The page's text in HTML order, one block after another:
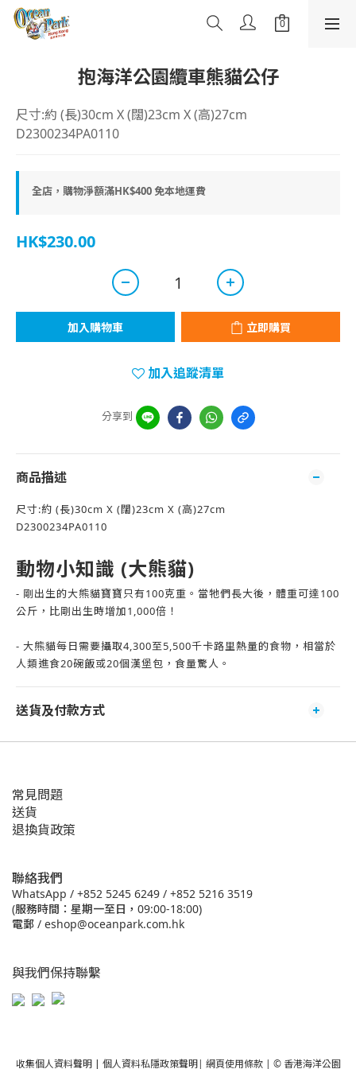
抱海洋公園纜車熊貓公仔
尺寸:約 (長)30cm X (闊)23cm X (高)27cm
D2300234PA0110
全店，購物淨額滿HK$400 免本地運費
HK$230.00
加入購物車 立即購買
加入追蹤清單
分享到
商品描述
尺寸:約 (長)30cm X (闊)23cm X (高)27cm
D2300234PA0110
動物小知識 (大熊貓)
- 剛出生的大熊貓寶寶只有100克重。當牠們長大後， 體重可達100
公斤，比剛出生時增加1,000倍！
- 大熊貓每日需要攝取4,300至5,500千卡路里熱量的食物， 相當於
人類進食20碗飯或20個漢堡包，食量驚人。
送貨及付款方式
常見問題
送貨
退換貨政策
聯絡我們
WhatsApp / +852 5245 6249 / +852 5216 3519
(服務時間：星期一至日，09:00-18:00)
電郵 / eshop@oceanpark.com.hk
與我們保持聯繫
收集個人資料聲明| 個人資料私隱政策聲明| 網頁使用條款 | © 香港海洋公園